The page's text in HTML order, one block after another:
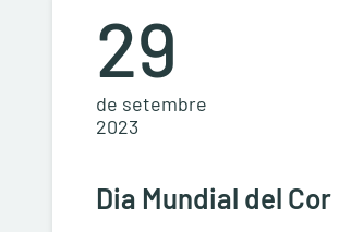
29
de setembre
2023
Dia Mundial del Cor